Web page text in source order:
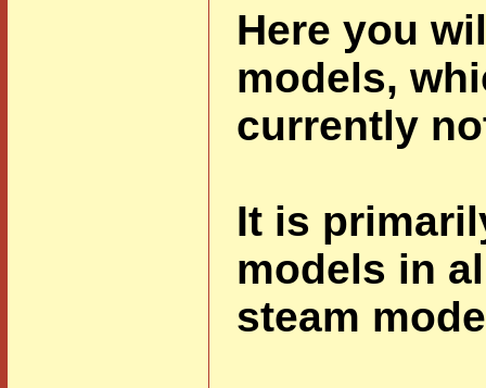
Here you
models,
currently
It is
models in
steam